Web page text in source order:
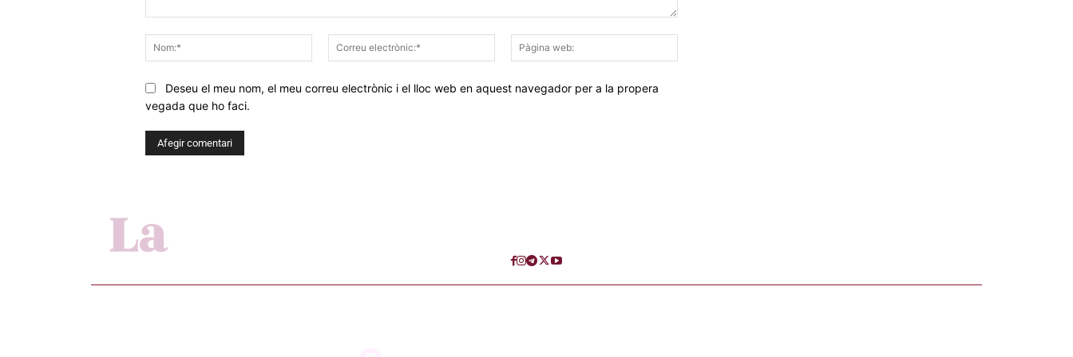
Nom:*
Correu
electrònic:*
web:
Deseu el meu nom, el meu correu electrònic i el lloc web en aquest navegador per a la propera
vegada que ho faci.